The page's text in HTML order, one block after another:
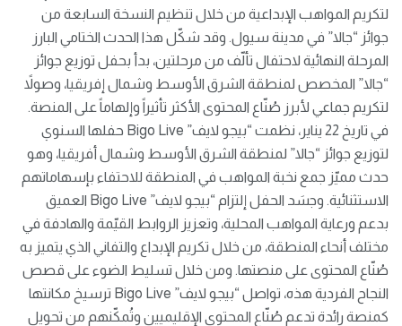
لتكريم المواهب الإبداعية من خلال تنظيم النسخة السابعة من
جوائز “جالا” في مدينة سيول. وقد شكّل هذا الحدث الختامي البارز
المرحلة النهائية لاحتفال تألّف من مرحلتين، بدأ بحفل توزيع جوائز
“جالا” المخصص لمنطقة الشرق الأوسط وشمال إفريقيا، وصولاً
لتكريم جماعي لأبرز صُنّاع المحتوى الأكثر تأثيراً وإلهاماً على المنصة.
في تاريخ 22 يناير، نظمت “بيجو لايف” Bigo Live حفلها السنوي
لتوزيع جوائز “جالا” لمنطقة الشرق الأوسط وشمال أفريقيا، وهو
حدث مميّز جمع نخبة المواهب في المنطقة للاحتفاء بإسهاماتهم
الاستثنائية. وجسَد الحفل إلتزام “بيجو لايف” Bigo Live العميق
بدعم ورعاية المواهب المحلية، وتعزيز الروابط القيّمة والهادفة في
مختلف أنحاء المنطقة، من خلال تكريم الإبداع والتفاني الذي يتميز به
صُنّاع المحتوى على منصتها. ومن خلال تسليط الضوء على قصص
النجاح الفردية هذه، تواصل “بيجو لايف” Bigo Live ترسيخ مكانتها
كمنصة رائدة تدعم صُنّاع المحتوى الإقليميين وتُمكّنهم من تحويل